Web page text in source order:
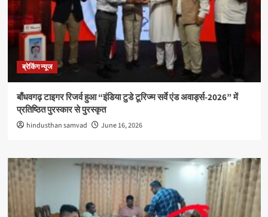
ब्रेकिंग न्यूज
बाँधवगढ़ टाइगर रिजर्व हुआ “इंडिया टुडे टूरिज्म सर्वे एंड अवार्ड्स-2026” में
प्रतिष्ठित पुरस्कार से पुरस्कृत
hindusthan samvad June 16, 2026